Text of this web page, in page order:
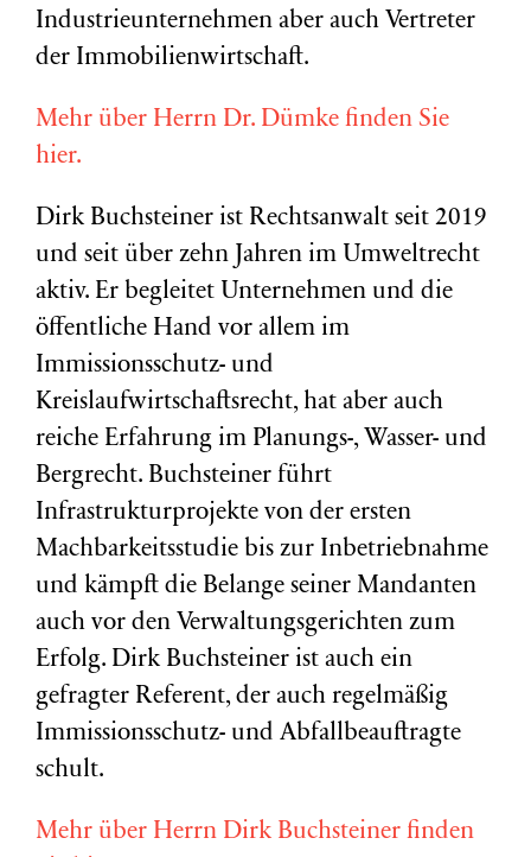
Industrieunternehmen aber auch Vertreter
der Immobilienwirtschaft.
Mehr über Herrn Dr. Dümke finden Sie
hier.
Dirk Buchsteiner ist Rechtsanwalt seit 2019
und seit über zehn Jahren im Umweltrecht
aktiv. Er begleitet Unternehmen und die
öffentliche Hand vor allem im
Immissionsschutz- und
Kreislaufwirtschaftsrecht, hat aber auch
reiche Erfahrung im Planungs-, Wasser- und
Bergrecht. Buchsteiner führt
Infrastrukturprojekte von der ersten
Machbarkeitsstudie bis zur Inbetriebnahme
und kämpft die Belange seiner Mandanten
auch vor den Verwaltungsgerichten zum
Erfolg. Dirk Buchsteiner ist auch ein
gefragter Referent, der auch regelmäßig
Immissionsschutz- und Abfallbeauftragte
schult.
Mehr über Herrn Dirk Buchsteiner finden